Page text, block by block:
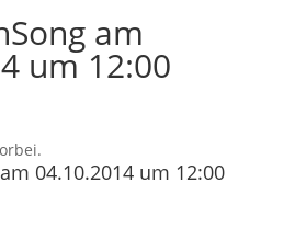
am
um 12:00
04.10.2014 um 12:00